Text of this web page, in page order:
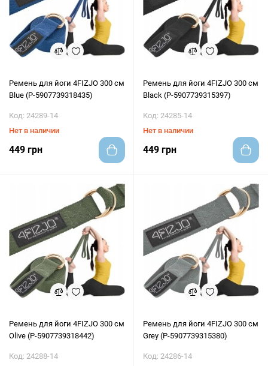
Ремень для йоги 4FIZJO 300 см
Blue (P-5907739318435)
Код: 24289-14
Нет в наличии
449 грн
Ремень для йоги 4FIZJO 300 см
Black (P-5907739315397)
Код: 24285-14
Нет в наличии
449 грн
Ремень для йоги 4FIZJO 300 см
Olive (P-5907739318442)
Код: 24288-14
Ремень для йоги 4FIZJO 300 см
Grey (P-5907739315380)
Код: 24286-14